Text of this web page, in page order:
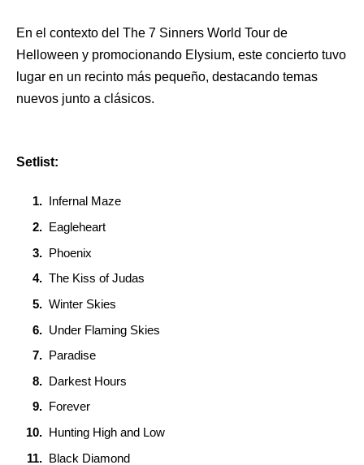
En el contexto del The 7 Sinners World Tour de
Helloween y promocionando Elysium, este concierto tuvo
lugar en un recinto más pequeño, destacando temas
nuevos junto a clásicos.
Setlist:
Infernal Maze
Eagleheart
Phoenix
The Kiss of Judas
Winter Skies
Under Flaming Skies
Paradise
Darkest Hours
Forever
Hunting High and Low
Black Diamond